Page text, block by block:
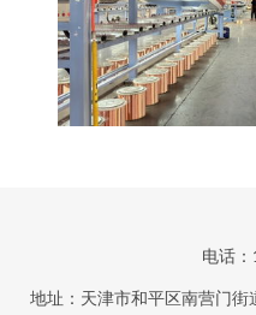
电话
地址：天津市和平区南营门